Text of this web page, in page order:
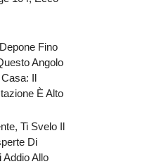
Fino
Angolo
Il
È Alto
Ti Svelo Il
Di
Addio Allo